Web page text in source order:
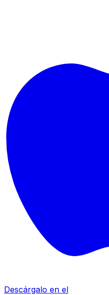
Descárgalo en el